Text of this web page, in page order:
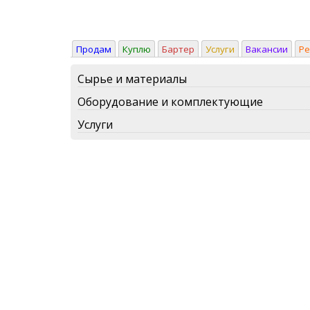
Продам Куплю Бартер Услуги Вакансии
Сырье и материалы
Оборудование и комплектующие
Услуги